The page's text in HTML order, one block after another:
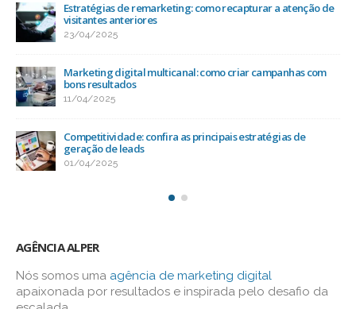
Estratégias de remarketing: como recapturar a atenção de
visitantes anteriores
23/04/2025
Marketing digital multicanal: como criar campanhas com
bons resultados
11/04/2025
Competitividade: confira as principais estratégias de
geração de leads
01/04/2025
AGÊNCIA ALPER
Nós somos uma agência de marketing digital
apaixonada por resultados e inspirada pelo desafio da